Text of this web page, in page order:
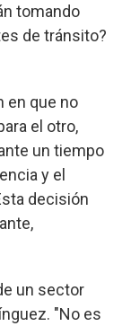
tomando
de tránsito?
en que no
el otro,
un tiempo
y el
decisión
un sector
"No es